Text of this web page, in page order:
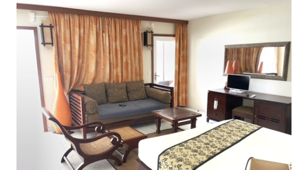
VOIR LE BIEN